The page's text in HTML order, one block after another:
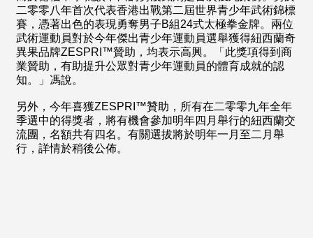
二零零八年首次代表香港出戰第二屆世界青少年武術錦標
賽，憑著出色的表現勇奪男子B組24式太極拳金牌。兩位
武術運動員對於今年傑出青少年運動員選舉獲得紐西蘭奇
異果品牌ZESPRI™贊助，均表示高興。「此獎項得到商
業贊助，有助提升公眾對青少年運動員的體育成就的認
知。」馮說。
另外，今年喜獲ZESPRI™贊助，所有在二零零九年全年
季選中的得獎者，將有機會參加明年四月舉行的紐西蘭交
流團，名額共有四名。有關選拔將於明年一月至二月舉
行，詳情於稍後公佈。